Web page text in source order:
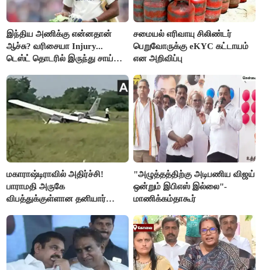
இந்திய அணிக்கு என்னதான்
ஆச்சு? வரிசையா Injury...
டெஸ்ட் தொடரில் இருந்து சாய்
சமையல் எரிவாயு சிலிண்டர்
பெறுவோருக்கு eKYC கட்டாயம்
என அறிவிப்பு
மகாராஷ்டிராவில் அதிர்ச்சி!
பாராமதி அருகே
விபத்துக்குள்ளான தனியார்
"அழுத்தத்திற்கு அடிபணிய விஜய்
ஒன்றும் இபிஎஸ் இல்லை"-
மாணிக்கம்தாகூர்